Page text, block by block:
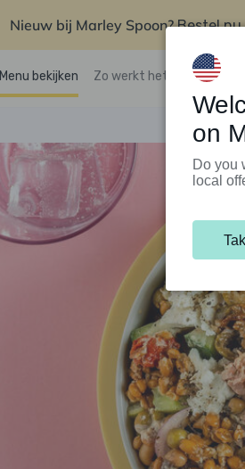
Nieuw bij Marley Spoon?Bestel
Menu bekijken Zo werkt het
on
Do you
local